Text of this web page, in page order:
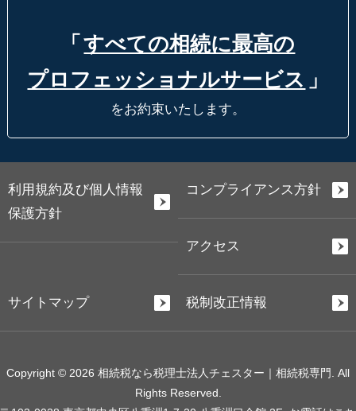
「 すべての相続に最高の
プロフェッショナルサービス 」
をお約束いたします。
利用規約及び個人情報
保護方針
コンプライアンス方針
アクセス
サイトマップ 税制改正情報
Copyright © 2026 相続税なら税理士法人チェスター｜相続税専門. All
Rights Reserved.